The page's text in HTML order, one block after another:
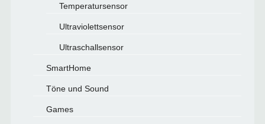
Temperatursensor
Ultraviolettsensor
Ultraschallsensor
SmartHome
Töne und Sound
Games